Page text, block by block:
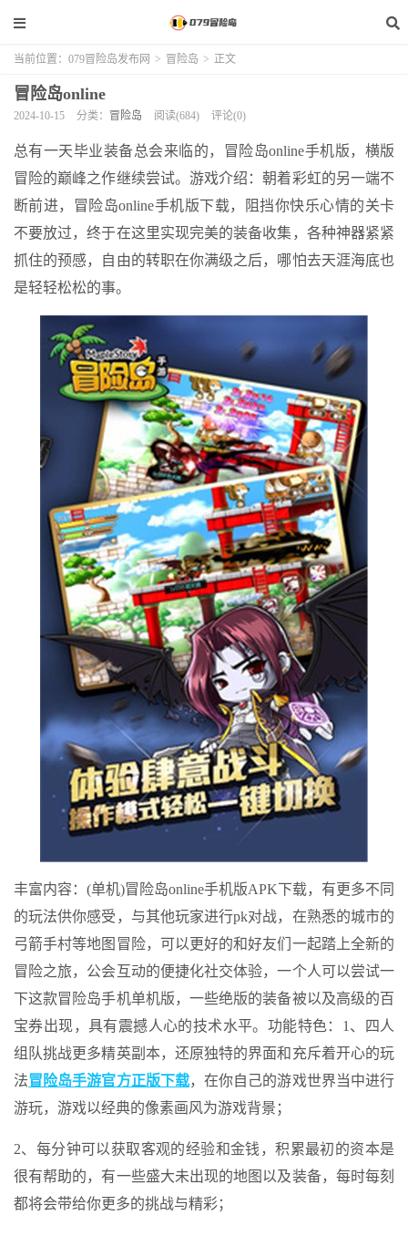
当前位置： 079冒险岛发布网 > 冒险岛 > 正文
冒险岛online
2024-10-15 分类： 冒险岛 阅读(684) 评论(0)
总有一天毕业装备总会来临的，冒险岛online手机版，横版
冒险的巅峰之作继续尝试。游戏介绍：朝着彩虹的另一端不
断前进，冒险岛online手机版下载，阻挡你快乐心情的关卡
不要放过，终于在这里实现完美的装备收集，各种神器紧紧
抓住的预感，自由的转职在你满级之后，哪怕去天涯海底也
是轻轻松松的事。
丰富内容：(单机)冒险岛online手机版APK下载，有更多不同
的玩法供你感受，与其他玩家进行pk对战，在熟悉的城市的
弓箭手村等地图冒险，可以更好的和好友们一起踏上全新的
冒险之旅，公会互动的便捷化社交体验，一个人可以尝试一
下这款冒险岛手机单机版，一些绝版的装备被以及高级的百
宝券出现，具有震撼人心的技术水平。功能特色：1、四人
组队挑战更多精英副本，还原独特的界面和充斥着开心的玩
法冒险岛手游官方正版下载，在你自己的游戏世界当中进行
游玩，游戏以经典的像素画风为游戏背景；
2、每分钟可以获取客观的经验和金钱，积累最初的资本是
很有帮助的，有一些盛大未出现的地图以及装备，每时每刻
都将会带给你更多的挑战与精彩；